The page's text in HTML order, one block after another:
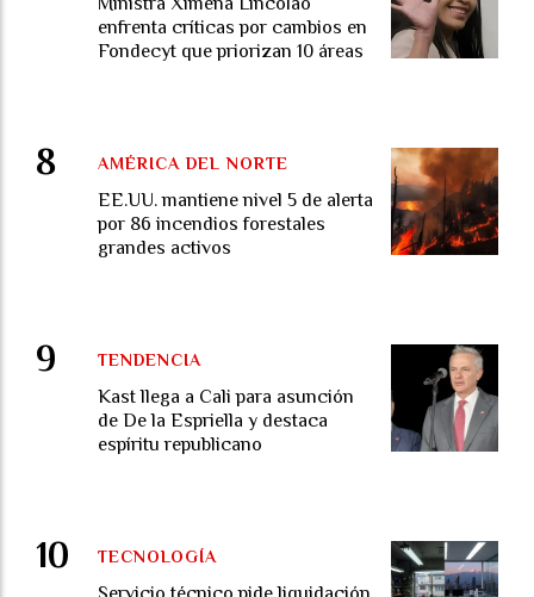
enfrenta críticas por cambios en
Fondecyt que priorizan 10 áreas
EE.UU. mantiene nivel 5 de alerta
por 86 incendios forestales
grandes activos
AMÉRICA DEL NORTE
Kast llega a Cali para asunción
de De la Espriella y destaca
espíritu republicano
TENDENCIA
TECNOLOGÍA